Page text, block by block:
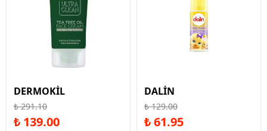
DERMOKİL
₺ 291.10
₺ 139.00
DALİN
₺ 129.00
₺ 61.95